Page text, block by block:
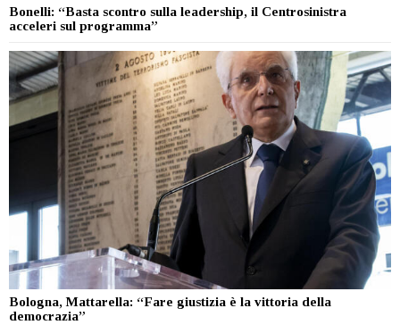
Bonelli: “Basta scontro sulla leadership, il Centrosinistra
acceleri sul programma”
Bologna, Mattarella: “Fare giustizia è la vittoria della
democrazia”